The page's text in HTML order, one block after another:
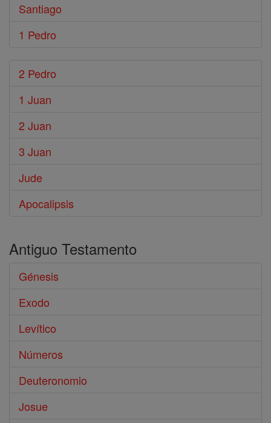
Santiago
1 Pedro
2 Pedro
1 Juan
2 Juan
3 Juan
Jude
Apocalipsis
Antiguo Testamento
Génesis
Exodo
Levítico
Números
Deuteronomio
Josue